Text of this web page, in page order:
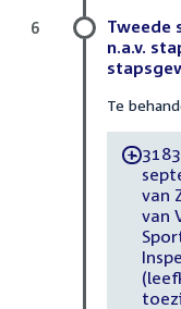
Tweede
n.a.v.
Te
-
van
van
6